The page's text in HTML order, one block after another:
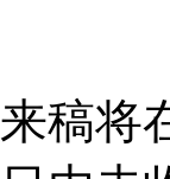
来稿将